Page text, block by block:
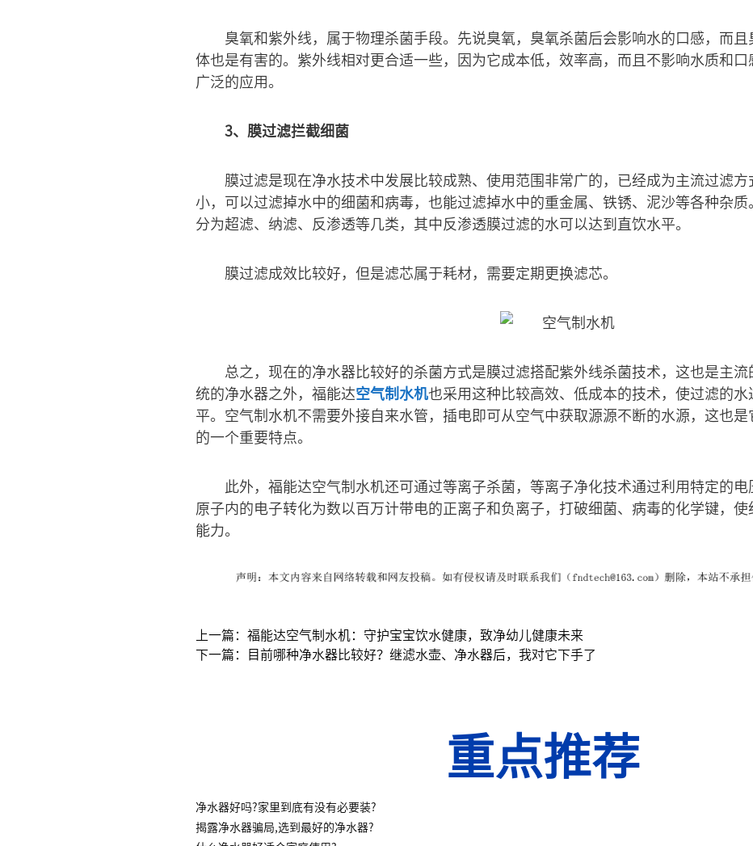
臭氧和紫外线，属于物理杀菌手段。先说臭氧，臭氧杀菌后会影响水的口感，而
体也是有害的。紫外线相对更合适一些，因为它成本低，效率高，而且不影响水质和
广泛的应用。
3、膜过滤拦截细菌
膜过滤是现在净水技术中发展比较成熟、使用范围非常广的，已经成为主流过滤
小，可以过滤掉水中的细菌和病毒，也能过滤掉水中的重金属、铁锈、泥沙等各种杂
分为超滤、纳滤、反渗透等几类，其中反渗透膜过滤的水可以达到直饮水平。
膜过滤成效比较好，但是滤芯属于耗材，需要定期更换滤芯。
总之，现在的净水器比较好的杀菌方式是膜过滤搭配紫外线杀菌技术，这也是主
统的净水器之外，福能达空气制水机也采用这种比较高效、低成本的技术，使过滤的
平。空气制水机不需要外接自来水管，插电即可从空气中获取源源不断的水源，这也
的一个重要特点。
此外，福能达空气制水机还可通过等离子杀菌，等离子净化技术通过利用特定的
原子内的电子转化为数以百万计带电的正离子和负离子，打破细菌、病毒的化学键，
能力。
上一篇：福能达空气制水机：守护宝宝饮水健康，致净幼儿健康未来
下一篇：目前哪种净水器比较好？继滤水壶、净水器后，我对它下手了
重点推荐
净水器好吗?家里到底有没有必要装?
揭露净水器骗局,选到最好的净水器?